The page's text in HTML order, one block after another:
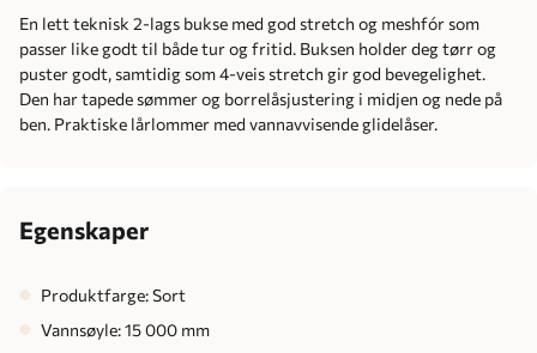
En lett teknisk 2-lags bukse med god stretch og meshfór som
passer like godt til både tur og fritid. Buksen holder deg tørr og
puster godt, samtidig som 4-veis stretch gir god bevegelighet.
Den har tapede sømmer og borrelåsjustering i midjen og nede på
ben. Praktiske lårlommer med vannavvisende glidelåser.
Egenskaper
Produktfarge: Sort
Vannsøyle: 15 000 mm